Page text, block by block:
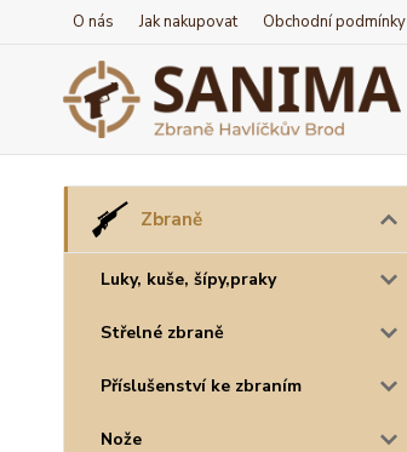
O nás Jak nakupovat Obchodní podmínky
Zbraně
Luky, kuše, šípy,praky
Střelné zbraně
Příslušenství ke zbraním
Nože